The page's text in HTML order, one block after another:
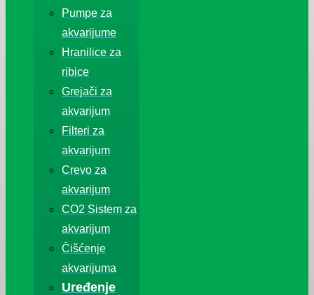
Pumpe za
akvarijume
Hranilice za
ribice
Grejači za
akvarijum
Filteri za
akvarijum
Crevo za
akvarijum
CO2 Sistem za
akvarijum
Čišćenje
akvarijuma
Uređenje